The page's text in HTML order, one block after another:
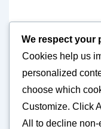
We respect your
Cookies help us
personalized
choose which
Customize. Click
All
to decline